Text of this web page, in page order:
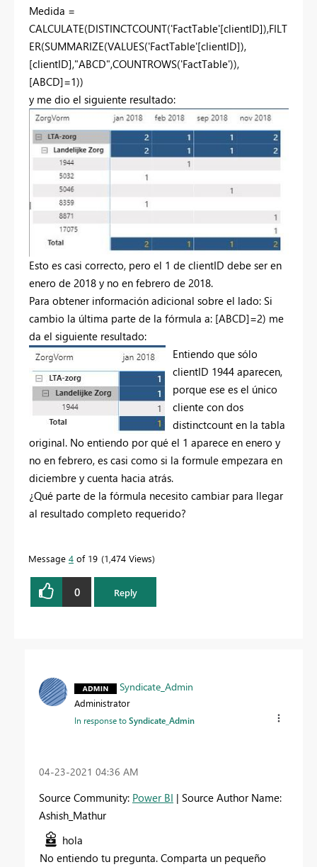
Medida =
CALCULATE(DISTINCTCOUNT('FactTable'[clientID]),FILT
ER(SUMMARIZE(VALUES('FactTable'[clientID]),
[clientID],"ABCD",COUNTROWS('FactTable')),
[ABCD]=1))
y me dio el siguiente resultado:
Esto es casi correcto, pero el 1 de clientID debe ser en
enero de 2018 y no en febrero de 2018.
Para obtener información adicional sobre el lado: Si
cambio la última parte de la fórmula a: [ABCD]=2) me
da el siguiente resultado:
Entiendo que sólo
clientID 1944 aparecen,
porque ese es el único
cliente con dos
distinctcount en la tabla
original. No entiendo por qué el 1 aparece en enero y
no en febrero, es casi como si la formule empezara en
diciembre y cuenta hacia atrás.
¿Qué parte de la fórmula necesito cambiar para llegar
al resultado completo requerido?
Message 4 of 19 1,474 Views
0 Reply
Syndicate_Admin
Administrator
In response toSyndicate_Admin
‎04-23-2021 04:36 AM
Source Community: Power BI | Source Author Name:
Ashish_Mathur
hola
No entiendo tu pregunta. Comparta un pequeño